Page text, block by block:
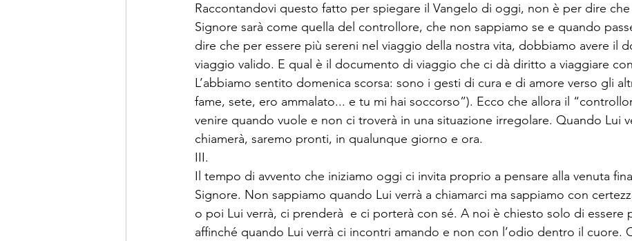
Raccontandovi questo fatto per spiegare il Vangelo di oggi, non è per dire che
Signore sarà come quella del controllore, che non sappiamo se e quando
dire che per essere più sereni nel viaggio della nostra vita, dobbiamo avere il
viaggio valido. E qual è il documento di viaggio che ci dà diritto a viaggiare
L’abbiamo sentito domenica scorsa: sono i gesti di cura e di amore verso gli
fame, sete, ero ammalato... e tu mi hai soccorso”). Ecco che allora il
venire quando vuole e non ci troverà in una situazione irregolare. Quando Lui
chiamerà, saremo pronti, in qualunque giorno e ora.
III.
Il tempo di avvento che iniziamo oggi ci invita proprio a pensare alla venuta
Signore. Non sappiamo quando Lui verrà a chiamarci ma sappiamo con
o poi Lui verrà, ci prenderà  e ci porterà con sé. A noi è chiesto solo di essere
affinché quando Lui verrà ci incontri amando e non con l’odio dentro il cuore.